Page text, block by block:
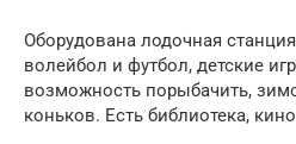
Оборудована лодочная
волейбол и футбол, детские
возможность порыбачить,
коньков. Есть библиотека,